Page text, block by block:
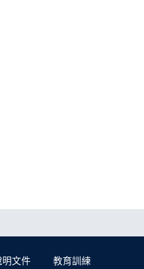
文件 教育訓練